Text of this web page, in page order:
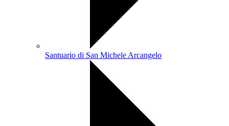
Santuario di San Michele Arcangelo